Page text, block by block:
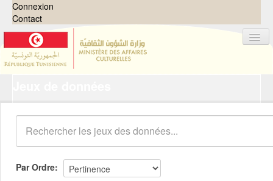
Connexion
Contact
Organisations
Groupes
Demandes 0
À propos
Par Ordre